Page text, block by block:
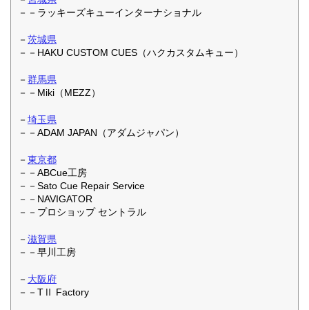
－－ラッキーズキューインターナショナル
－ 茨城県
－－HAKU CUSTOM CUES（ハクカスタムキュー）
－ 群馬県
－－Miki（MEZZ）
－ 埼玉県
－－ADAM JAPAN（アダムジャパン）
－ 東京都
－－ABCue工房
－－Sato Cue Repair Service
－－NAVIGATOR
－－プロショップ セントラル
－ 滋賀県
－－早川工房
－ 大阪府
－－TⅡ Factory